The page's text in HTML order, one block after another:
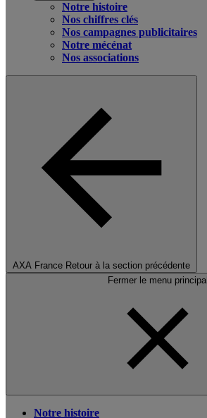
Notre histoire
Nos chiffres clés
Nos campagnes publicitaires
Notre mécénat
Nos associations
AXA France Retour à la section précédente
Fermer le menu principal
Notre histoire